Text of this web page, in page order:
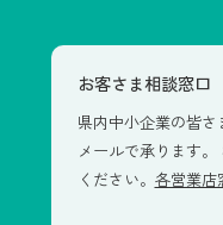
お客さま相談窓口
県内中小企業の皆
メールで承ります
ください。 各営業店